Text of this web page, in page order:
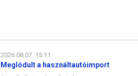
2026.08.07. 15:11
Meglódult a használtautóimport